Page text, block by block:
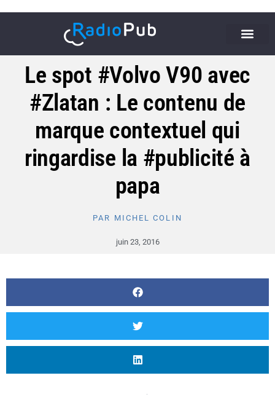
Le spot #Volvo V90 avec
#Zlatan : Le contenu de
marque contextuel qui
ringardise la #publicité à
papa
PAR MICHEL COLIN
juin 23, 2016